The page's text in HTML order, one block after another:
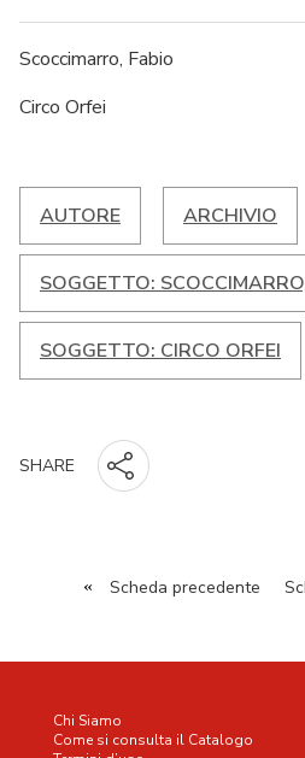
Scoccimarro, Fabio
Circo Orfei
AUTORE ARCHIVIO
SOGGETTO:
SOGGETTO: CIRCO ORFEI
SHARE
« Scheda precedente
Chi Siamo
Come si consulta il Catalogo